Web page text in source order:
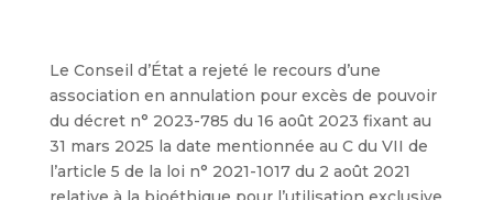
Le Conseil d’État a rejeté le recours d’une
association en annulation pour excès de pouvoir
du décret n° 2023-785 du 16 août 2023 fixant au
31 mars 2025 la date mentionnée au C du VII de
l’article 5 de la loi n° 2021-1017 du 2 août 2021